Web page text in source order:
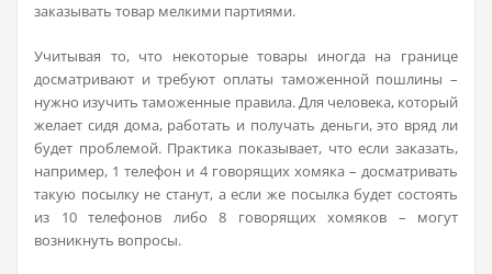
заказывать товар мелкими партиями.
Учитывая то, что некоторые товары иногда на границе
досматривают и требуют оплаты таможенной пошлины –
нужно изучить таможенные правила. Для человека, который
желает сидя дома, работать и получать деньги, это вряд ли
будет проблемой. Практика показывает, что если заказать,
например, 1 телефон и 4 говорящих хомяка – досматривать
такую посылку не станут, а если же посылка будет состоять
из 10 телефонов либо 8 говорящих хомяков – могут
возникнуть вопросы.